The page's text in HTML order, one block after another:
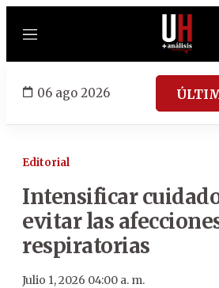
Menú
06 ago 2026
Editorial
Intensificar
evitar las
respiratorias
Julio 1, 2026 04:00 a. m.